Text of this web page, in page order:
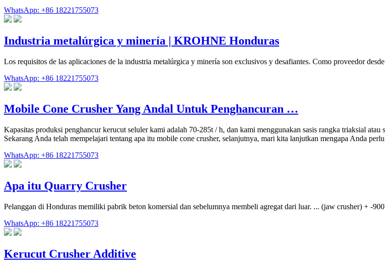
WhatsApp: +86 18221755073
Industria metalúrgica y minería | KROHNE Honduras
Los requisitos de las aplicaciones de la industria metalúrgica y minería son exclusivos y desafiantes. Como proveedor
WhatsApp: +86 18221755073
Mobile Cone Crusher Yang Andal Untuk Penghancuran …
Kapasitas produksi penghancur kerucut seluler kami adalah 70-285t / h, dan kami menggunakan sasis rangka triaksial
Sekarang Anda telah mempelajari tentang apa itu mobile cone crusher, selanjutnya, mari kita lanjutkan mengapa Anda
WhatsApp: +86 18221755073
Apa itu Quarry Crusher
Pelanggan di Honduras memiliki pabrik beton komersial dan sebelumnya membeli agregat dari luar. ... (jaw crusher) + -
WhatsApp: +86 18221755073
Kerucut Crusher Additive